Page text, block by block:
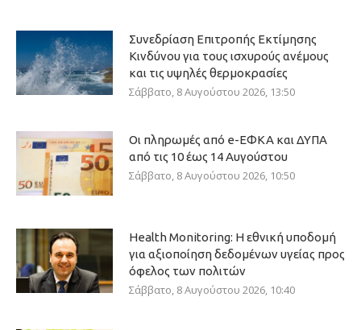
Συνεδρίαση Επιτροπής Εκτίμησης
Κινδύνου για τους ισχυρούς ανέμους
και τις υψηλές θερμοκρασίες
Σάββατο, 8 Αυγούστου 2026, 13:50
Οι πληρωμές από e-ΕΦΚΑ και ΔΥΠΑ
από τις 10 έως 14 Αυγούστου
Σάββατο, 8 Αυγούστου 2026, 10:50
Health Monitoring: Η εθνική υποδομή
για αξιοποίηση δεδομένων υγείας προς
όφελος των πολιτών
Σάββατο, 8 Αυγούστου 2026, 10:40